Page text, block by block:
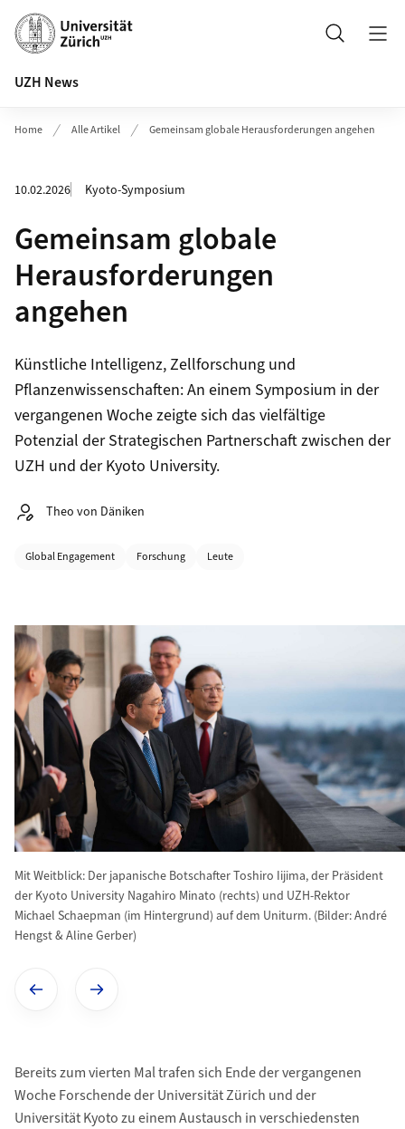
Header
Suche
UZH News
Home Alle Artikel Gemeinsam globale Herausforderungen angehen
10.02.2026 Kyoto-Symposium
Gemeinsam globale
Herausforderungen
angehen
Künstliche Intelligenz, Zellforschung und
Pflanzenwissenschaften: An einem Symposium in der
vergangenen Woche zeigte sich das vielfältige
Potenzial der Strategischen Partnerschaft zwischen der
UZH und der Kyoto University.
Autor:
Theo von Däniken
Kategorien
Global Engagement Forschung Leute
Mit Weitblick: Der japanische Botschafter Toshiro Iijima, der Präsident
der Kyoto University Nagahiro Minato (rechts) und UZH-Rektor
Michael Schaepman (im Hintergrund) auf dem Uniturm. (Bilder: André
Hengst & Aline Gerber)
Vorheriges Bild anzeigen
Nãchstes Bild anzeigen
Bereits zum vierten Mal trafen sich Ende der vergangenen
Woche Forschende der Universität Zürich und der
Universität Kyoto zu einem Austausch in verschiedensten